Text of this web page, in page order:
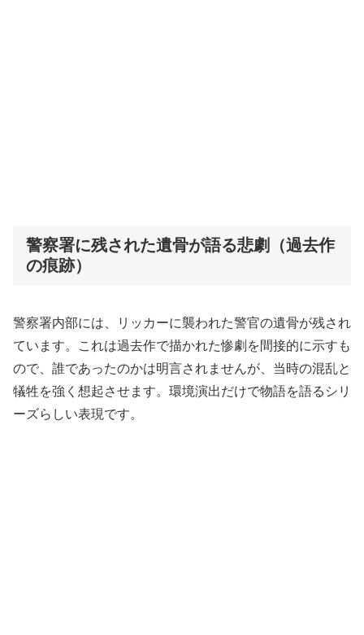
警察署に残された遺骨が語る悲劇（過去作
の痕跡）
警察署内部には、リッカーに襲われた警官の遺骨が残され
ています。これは過去作で描かれた惨劇を間接的に示すも
ので、誰であったのかは明言されませんが、当時の混乱と
犠牲を強く想起させます。環境演出だけで物語を語るシリ
ーズらしい表現です。